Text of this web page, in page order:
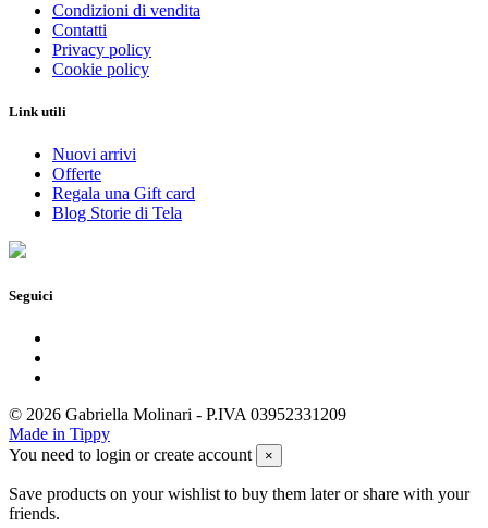
Condizioni di vendita
Contatti
Privacy policy
Cookie policy
Link utili
Nuovi arrivi
Offerte
Regala una Gift card
Blog Storie di Tela
Seguici
© 2026 Gabriella Molinari - P.IVA 03952331209
Made in Tippy
You need to login or create account
×
Save products on your wishlist to buy them later or share with your
friends.